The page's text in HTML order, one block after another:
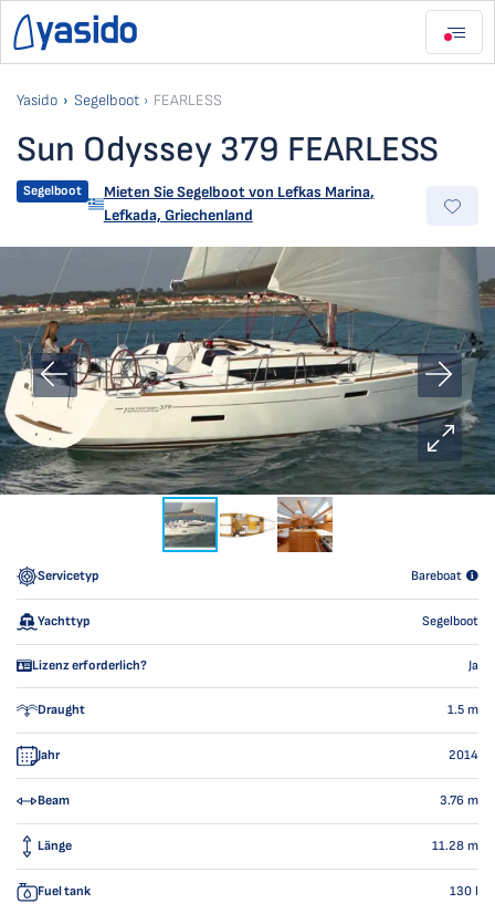
Yasido Segelboot FEARLESS
Sun Odyssey 379 FEARLESS
Segelboot Mieten Sie Segelboot von Lefkas Marina,
Lefkada, Griechenland
Servicetyp Bareboat
Yachttyp Segelboot
Lizenz erforderlich? Ja
Draught 1.5 m
Jahr 2014
Beam 3.76 m
Länge 11.28 m
Fuel tank 130 l